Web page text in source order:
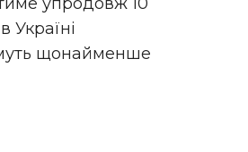
Україні
щонайменше